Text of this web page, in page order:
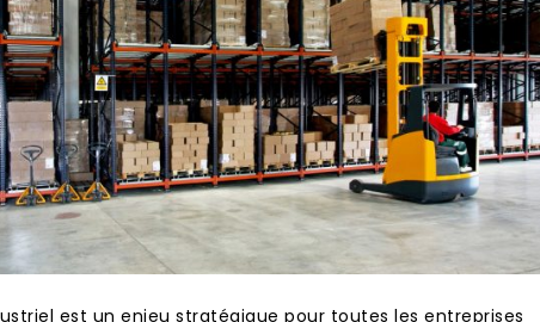
est un enjeu stratégique pour toutes les entreprises